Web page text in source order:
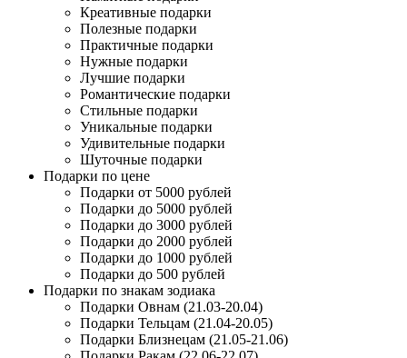
Креативные подарки
Полезные подарки
Практичные подарки
Нужные подарки
Лучшие подарки
Романтические подарки
Стильные подарки
Уникальные подарки
Удивительные подарки
Шуточные подарки
Подарки по цене
Подарки от 5000 рублей
Подарки до 5000 рублей
Подарки до 3000 рублей
Подарки до 2000 рублей
Подарки до 1000 рублей
Подарки до 500 рублей
Подарки по знакам зодиака
Подарки Овнам (21.03-20.04)
Подарки Тельцам (21.04-20.05)
Подарки Близнецам (21.05-21.06)